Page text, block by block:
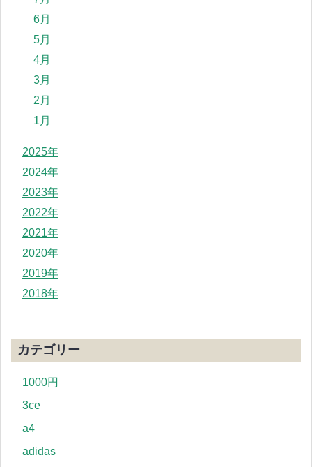
6月
5月
4月
3月
2月
1月
2025年
2024年
2023年
2022年
2021年
2020年
2019年
2018年
カテゴリー
1000円
3ce
a4
adidas